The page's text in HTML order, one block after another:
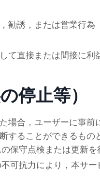
勧誘，または営業行為
て直接または間接に利
停止等）
場合，ユーザーに事前
ることができるもの
保守点検または更新を
可抗力により，本サ